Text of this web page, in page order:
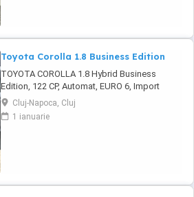
Toyota Corolla 1.8 Business Edition
TOYOTA COROLLA 1.8 Hybrid Business
Edition, 122 CP, Automat, EURO 6, Import
recent! In curand pe stoc ! * Disponibil în rate
prin credit leasing pe o perioadă de 1-5 ani. *
Țara de origine: Italia Data fabricație:
Cluj-Napoca, Cluj
1 ianuarie